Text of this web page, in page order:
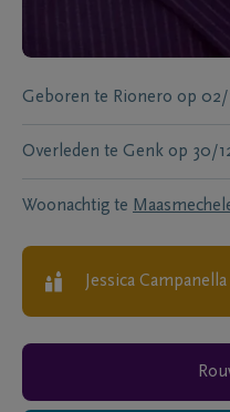
Geboren te Rionero op 02/
Overleden te Genk op 30/
Woonachtig te
Jessica Campanella